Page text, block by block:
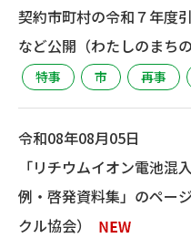
契約市町村の令和７年度
など公開（わたしのまち
特事 市 再事
令和08年08月05日
「リチウムイオン電池混
例・啓発資料集」のペー
クル協会）